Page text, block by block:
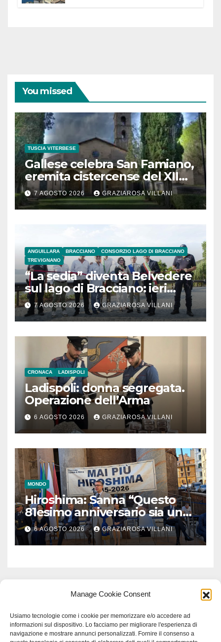
Manage Cookie Consent
Usiamo tecnologie come i cookie per memorizzare e/o accedere ad
informazioni sul dispositivo. Lo facciamo per migliorare l'esperienza di
navigazione e mostrare annunci personalizzati. Fornire il consenso a
You missed
TUSCIA VITERBESE
Gallese celebra San Famiano,
eremita cistercense del XII
secolo
7 AGOSTO 2026 GRAZIAROSA VILLANI
ANGUILLARA BRACCIANO
CONSORZIO LAGO DI BRACCIANO
TREVIGNANO
“La sedia” diventa Belvedere
sul lago di Bracciano: ieri
l’inaugurazione
7 AGOSTO 2026 GRAZIAROSA VILLANI
CRONACA LADISPOLI
Ladispoli: donna segregata.
Operazione dell’Arma
6 AGOSTO 2026 GRAZIAROSA VILLANI
MONDO
Hiroshima: Sanna “Questo
81esimo anniversario sia un
monito per tutti”
6 AGOSTO 2026 GRAZIAROSA VILLANI